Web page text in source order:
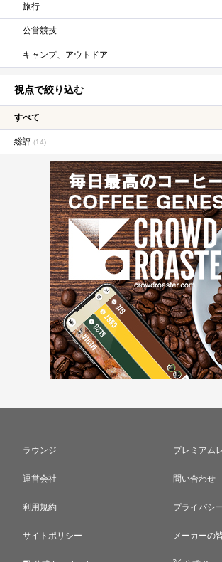
旅行
公営競技
キャンプ、アウトドア
視点で絞り込む
すべて
総評 (14)
ラウンジ プレミアム
運営会社 問い合わせ
利用規約 プライバシ
サイトポリシー メーカーの